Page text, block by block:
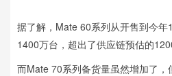
据了解，Mate 60系列从开售到今
1400万台，超出了供应链预估的
而Mate 70系列备货量虽然增加了